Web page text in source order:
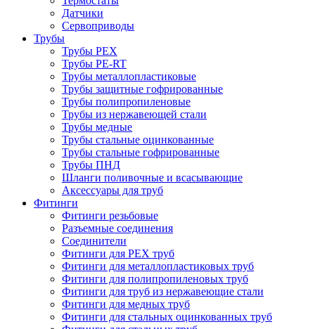
Датчики
Сервоприводы
Трубы
Трубы PEX
Трубы PE-RT
Трубы металлопластиковые
Трубы защитные гофрированные
Трубы полипропиленовые
Трубы из нержавеющей стали
Трубы медные
Трубы стальные оцинкованные
Трубы стальные гофрированные
Трубы ПНД
Шланги поливочные и всасывающие
Аксессуары для труб
Фитинги
Фитинги резьбовые
Разъемные соединения
Соединители
Фитинги для PEX труб
Фитинги для металлопластиковых труб
Фитинги для полипропиленовых труб
Фитинги для труб из нержавеющие стали
Фитинги для медных труб
Фитинги для стальных оцинкованных труб